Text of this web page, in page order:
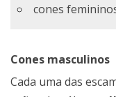
cones
Cones masculinos
Cada uma das